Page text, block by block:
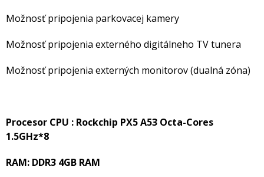
Možnosť pripojenia parkovacej kamery
Možnosť pripojenia externého digitálneho TV tunera
Možnosť pripojenia externých monitorov (dualná zóna)
Procesor CPU : Rockchip PX5 A53 Octa-Cores
1.5GHz*8
RAM: DDR3 4GB RAM